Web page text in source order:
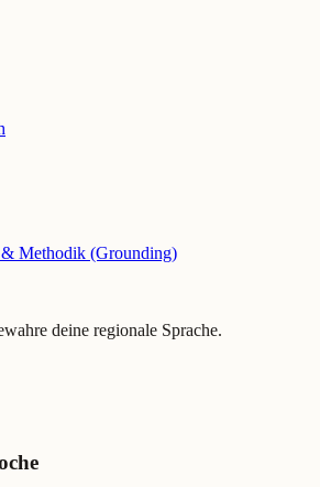
Methodik (Grounding)
deine regionale Sprache.